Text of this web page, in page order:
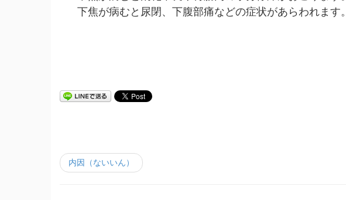
下焦が病むと尿閉、下腹部痛などの症状があらわれます。
内因（ないいん）